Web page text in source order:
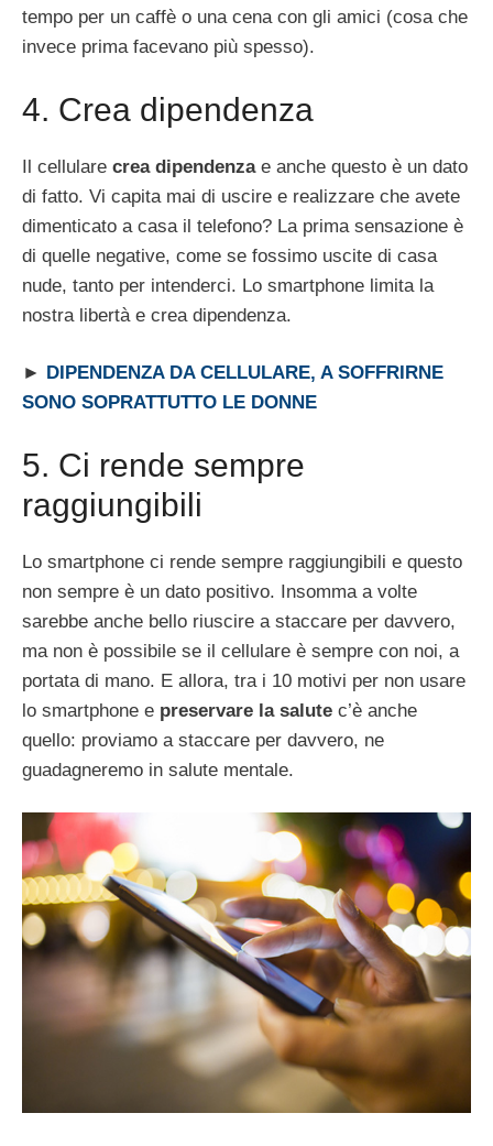
tempo per un caffè o una cena con gli amici (cosa che
invece prima facevano più spesso).
4. Crea dipendenza
Il cellulare crea dipendenzae anche questo è un dato
di fatto. Vi capita mai di uscire e realizzare che avete
dimenticato a casa il telefono? La prima sensazione è
di quelle negative, come se fossimo uscite di casa
nude, tanto per intenderci. Lo smartphone limita la
nostra libertà e crea dipendenza.
►
DIPENDENZA DA CELLULARE, A SOFFRIRNE
SONO SOPRATTUTTO LE DONNE
5. Ci rende sempre
raggiungibili
Lo smartphone ci rende sempre raggiungibili e questo
non sempre è un dato positivo. Insomma a volte
sarebbe anche bello riuscire a staccare per davvero,
ma non è possibile se il cellulare è sempre con noi, a
portata di mano. E allora, tra i 10 motivi per non usare
lo smartphone e preservare la salute c’è anche
quello: proviamo a staccare per davvero, ne
guadagneremo in salute mentale.